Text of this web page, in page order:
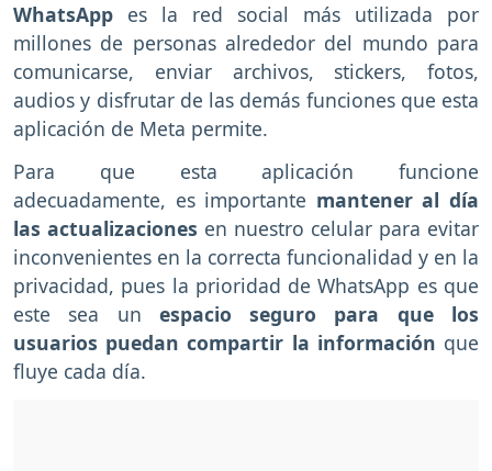
WhatsApp es la red social más utilizada por
millones de personas alrededor del mundo para
comunicarse, enviar archivos, stickers, fotos,
audios y disfrutar de las demás funciones que esta
aplicación de Meta permite.
Para que esta aplicación funcione
adecuadamente, es importante mantener al día
las actualizaciones en nuestro celular para evitar
inconvenientes en la correcta funcionalidad y en la
privacidad, pues la prioridad de WhatsApp es que
este sea un espacio seguro para que los
usuarios puedan compartir la información que
fluye cada día.